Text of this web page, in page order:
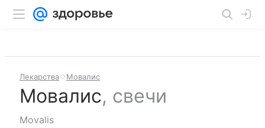
Лекарства Мовалис
Мовалис, свечи
Movalis